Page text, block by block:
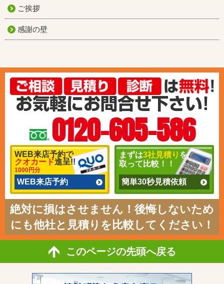
ご挨拶
感謝の壁
0120-605-586
WEB来店予約で
クオカード進呈!!
1000円分
WEB来店予約
まずは3社見積り を
取って比較！！
簡単30秒見積依頼
絶対に損はさせません！後悔しないため
にも他社と見積りを比較してください！
このページの先頭へ戻る